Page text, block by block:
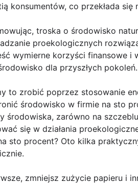
konsumentów, co przekłada
troska o środowisko
proekologicznych
wymierne korzyści finansowe i
dla przyszłych pokoleń.
to zrobić poprzez stosowanie
środowisko w firmie na sto
środowiska, zarówno na
się w działania
sto procent? Oto kilka
zmniejsz zużycie papieru i